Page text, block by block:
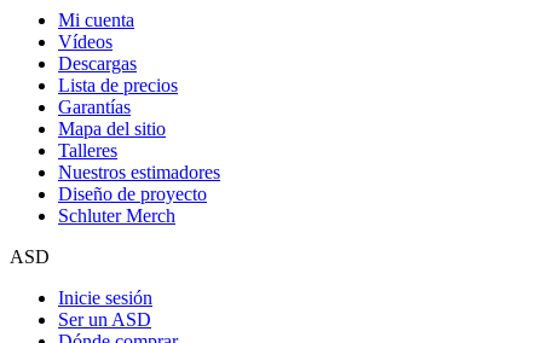
Mi cuenta
Vídeos
Descargas
Lista de precios
Garantías
Mapa del sitio
Talleres
Nuestros estimadores
Diseño de proyecto
Schluter Merch
ASD
Inicie sesión
Ser un ASD